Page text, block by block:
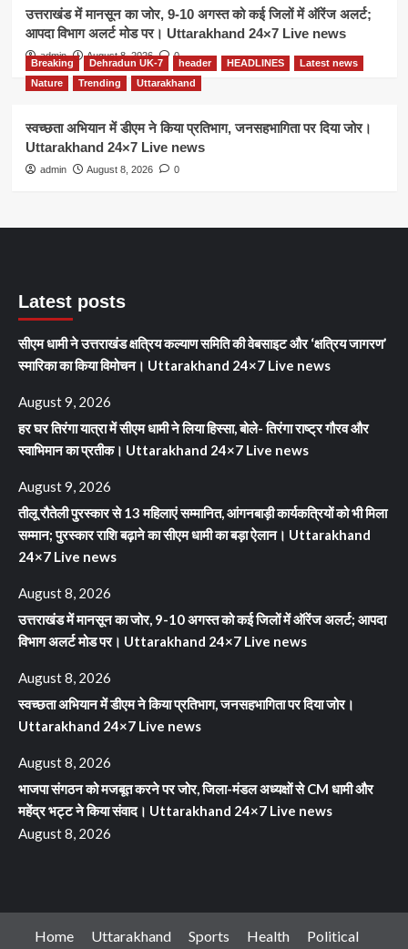
उत्तराखंड में मानसून का जोर, 9-10 अगस्त को कई जिलों में ऑरेंज अलर्ट;
आपदा विभाग अलर्ट मोड पर। Uttarakhand 24×7 Live news
admin August 8, 2026 0
Breaking Dehradun UK-7 header HEADLINES
Latest news
Nature
Trending Uttarakhand
स्वच्छता अभियान में डीएम ने किया प्रतिभाग, जनसहभागिता पर दिया जोर।
Uttarakhand 24×7 Live news
admin August 8, 2026 0
Latest posts
सीएम धामी ने उत्तराखंड क्षत्रिय कल्याण समिति की वेबसाइट और ‘क्षत्रिय जागरण’
स्मारिका का किया विमोचन। Uttarakhand 24×7 Live news
August 9, 2026
हर घर तिरंगा यात्रा में सीएम धामी ने लिया हिस्सा, बोले- तिरंगा राष्ट्र गौरव और
स्वाभिमान का प्रतीक। Uttarakhand 24×7 Live news
August 9, 2026
तीलू रौतेली पुरस्कार से 13 महिलाएं सम्मानित, आंगनबाड़ी कार्यकत्रियों को भी मिला
सम्मान; पुरस्कार राशि बढ़ाने का सीएम धामी का बड़ा ऐलान। Uttarakhand
24×7 Live news
August 8, 2026
उत्तराखंड में मानसून का जोर, 9-10 अगस्त को कई जिलों में ऑरेंज अलर्ट; आपदा
विभाग अलर्ट मोड पर। Uttarakhand 24×7 Live news
August 8, 2026
स्वच्छता अभियान में डीएम ने किया प्रतिभाग, जनसहभागिता पर दिया जोर।
Uttarakhand 24×7 Live news
August 8, 2026
भाजपा संगठन को मजबूत करने पर जोर, जिला-मंडल अध्यक्षों से CM धामी और
महेंद्र भट्ट ने किया संवाद। Uttarakhand 24×7 Live news
August 8, 2026
Home Uttarakhand Sports Health Political